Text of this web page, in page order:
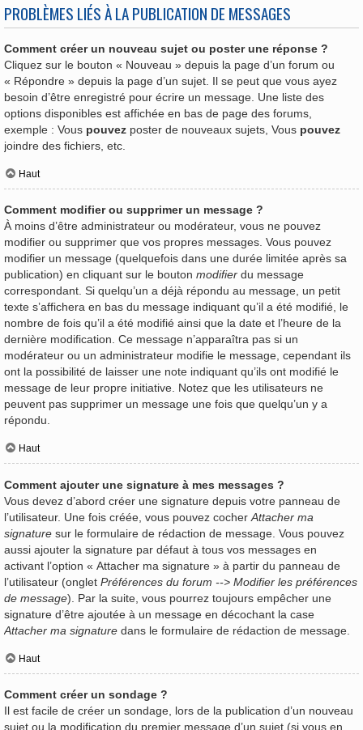
PROBLÈMES LIÉS À LA PUBLICATION DE MESSAGES
Comment créer un nouveau sujet ou poster une réponse ?
Cliquez sur le bouton « Nouveau » depuis la page d’un forum ou
« Répondre » depuis la page d’un sujet. Il se peut que vous ayez
besoin d’être enregistré pour écrire un message. Une liste des
options disponibles est affichée en bas de page des forums,
exemple : Vous pouvez poster de nouveaux sujets, Vous pouvez
joindre des fichiers, etc.
Haut
Comment modifier ou supprimer un message ?
À moins d’être administrateur ou modérateur, vous ne pouvez
modifier ou supprimer que vos propres messages. Vous pouvez
modifier un message (quelquefois dans une durée limitée après sa
publication) en cliquant sur le bouton modifier du message
correspondant. Si quelqu’un a déjà répondu au message, un petit
texte s’affichera en bas du message indiquant qu’il a été modifié, le
nombre de fois qu’il a été modifié ainsi que la date et l’heure de la
dernière modification. Ce message n’apparaîtra pas si un
modérateur ou un administrateur modifie le message, cependant ils
ont la possibilité de laisser une note indiquant qu’ils ont modifié le
message de leur propre initiative. Notez que les utilisateurs ne
peuvent pas supprimer un message une fois que quelqu’un y a
répondu.
Haut
Comment ajouter une signature à mes messages ?
Vous devez d’abord créer une signature depuis votre panneau de
l’utilisateur. Une fois créée, vous pouvez cocher Attacher ma
signature sur le formulaire de rédaction de message. Vous pouvez
aussi ajouter la signature par défaut à tous vos messages en
activant l’option « Attacher ma signature » à partir du panneau de
l’utilisateur (onglet Préférences du forum --> Modifier les préférences
de message). Par la suite, vous pourrez toujours empêcher une
signature d’être ajoutée à un message en décochant la case
Attacher ma signature dans le formulaire de rédaction de message.
Haut
Comment créer un sondage ?
Il est facile de créer un sondage, lors de la publication d’un nouveau
sujet ou la modification du premier message d’un sujet (si vous en